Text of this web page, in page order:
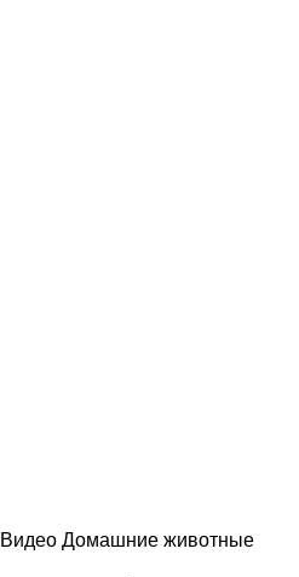
Видео Домашние животные